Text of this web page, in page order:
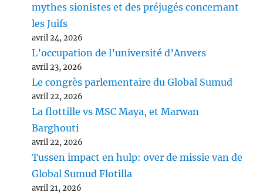
mythes sionistes et des préjugés concernant
les Juifs
avril 24, 2026
L’occupation de l’université d’Anvers
avril 23, 2026
Le congrès parlementaire du Global Sumud
avril 22, 2026
La flottille vs MSC Maya, et Marwan
Barghouti
avril 22, 2026
Tussen impact en hulp: over de missie van de
Global Sumud Flotilla
avril 21, 2026